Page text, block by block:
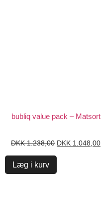
bubliq value pack – Matsort
DKK1.238,00 DKK 1.048,00
Læg i kurv